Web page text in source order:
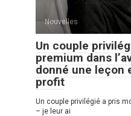
Nouvelles
Un couple
premium dans
donné une leçon
profit
Un couple privilégié a pris
– je leur ai